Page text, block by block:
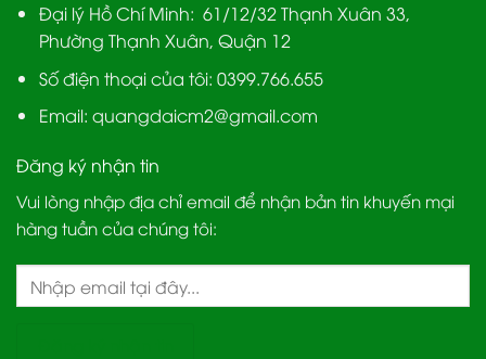
Đại lý Hồ Chí Minh: 61/12/32 Thạnh Xuân 33,
Phường Thạnh Xuân, Quận 12
Số điện thoại của tôi: 0399.766.655
Email: quangdaicm2@gmail.com
Đăng ký nhận tin
Vui lòng nhập địa chỉ email để nhận bản tin khuyến mại
hàng tuần của chúng tôi: